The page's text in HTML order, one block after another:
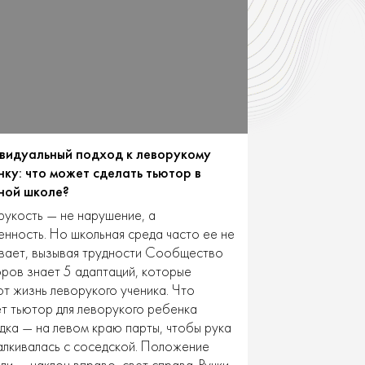
подход к леворукому
что может сделать тьютор в
школе?
— не нарушение, а
Но школьная среда часто ее не
вызывая трудности Сообщество
знает 5 адаптаций, которые
жизнь леворукого ученика. Что
тьютор для леворукого ребенка
— на левом краю парты, чтобы рука
с соседской. Положение